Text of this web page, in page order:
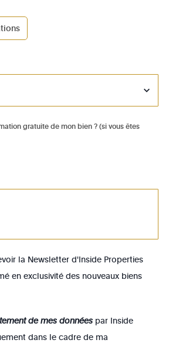
Jean
Agathe
gratuite de mon bien ? (si vous êtes
la Newsletter d'Inside Properties
en exclusivité des nouveaux biens
de mes données par Inside
dans le cadre de ma